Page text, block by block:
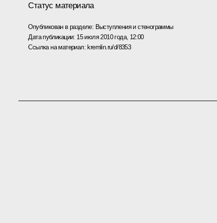
Статус материала
Опубликован в разделе: Выступления и стенограммы
Дата публикации: 15 июля 2010 года, 12:00
Ссылка на материал:kremlin.ru/d/8353